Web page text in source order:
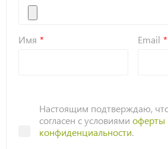
Имя Email
Настоящим подтверждаю,
согласен с условиями оферты
конфиденциальности.